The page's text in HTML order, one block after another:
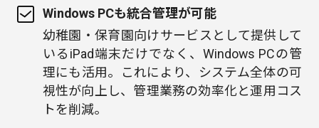
Windows PCも統合管理が可能
幼稚園・保育園向けサービスとして提供して
いるiPad端末だけでなく、Windows PCの管
理にも活用。これにより、システム全体の可
視性が向上し、管理業務の効率化と運用コス
トを削減。